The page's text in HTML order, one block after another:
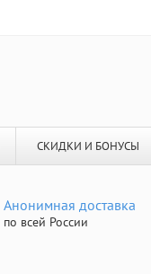
СКИДКИ И БОНУСЫ
Анонимная доставка
по всей России